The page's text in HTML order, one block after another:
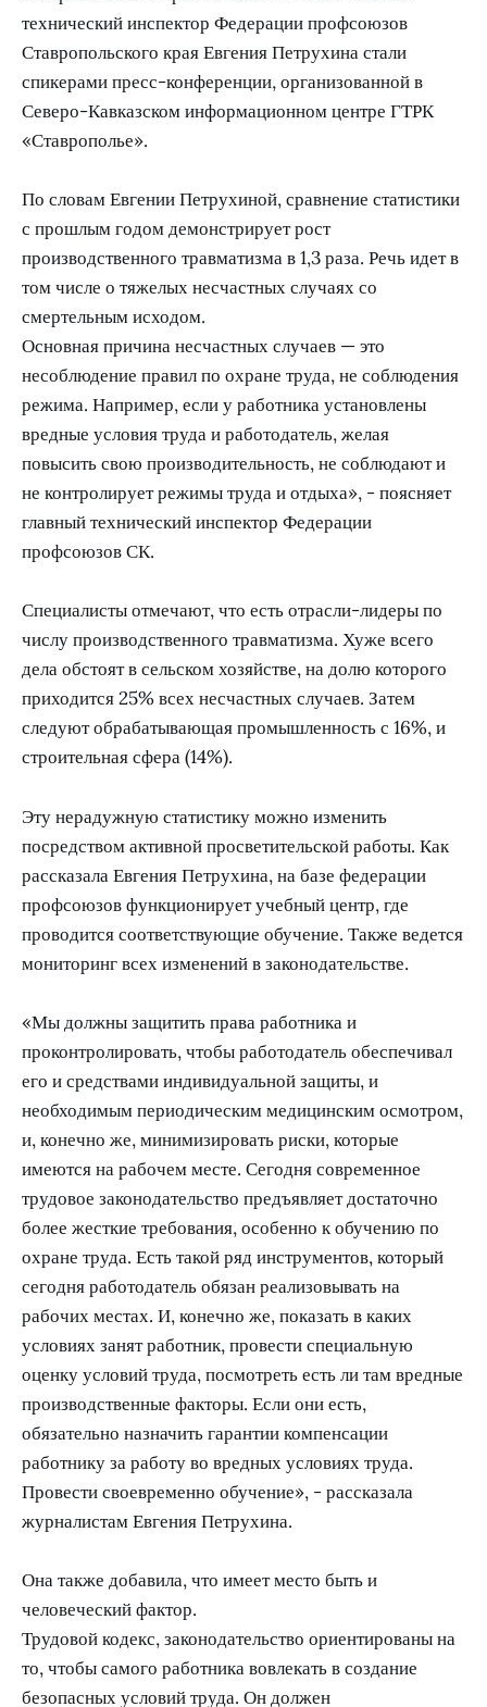
технический инспектор Федерации профсоюзов
Ставропольского края Евгения Петрухина стали
спикерами пресс-конференции, организованной в
Северо-Кавказском информационном центре ГТРК
«Ставрополье».
По словам Евгении Петрухиной, сравнение статистики
с прошлым годом демонстрирует рост
производственного травматизма в 1,3 раза. Речь идет в
том числе о тяжелых несчастных случаях со
смертельным исходом.
Основная причина несчастных случаев — это
несоблюдение правил по охране труда, не соблюдения
режима. Например, если у работника установлены
вредные условия труда и работодатель, желая
повысить свою производительность, не соблюдают и
не контролирует режимы труда и отдыха», - поясняет
главный технический инспектор Федерации
профсоюзов СК.
Специалисты отмечают, что есть отрасли-лидеры по
числу производственного травматизма. Хуже всего
дела обстоят в сельском хозяйстве, на долю которого
приходится 25% всех несчастных случаев. Затем
следуют обрабатывающая промышленность с 16%, и
строительная сфера (14%).
Эту нерадужную статистику можно изменить
посредством активной просветительской работы. Как
рассказала Евгения Петрухина, на базе федерации
профсоюзов функционирует учебный центр, где
проводится соответствующие обучение. Также ведется
мониторинг всех изменений в законодательстве.
«Мы должны защитить права работника и
проконтролировать, чтобы работодатель обеспечивал
его и средствами индивидуальной защиты, и
необходимым периодическим медицинским осмотром,
и, конечно же, минимизировать риски, которые
имеются на рабочем месте. Сегодня современное
трудовое законодательство предъявляет достаточно
более жесткие требования, особенно к обучению по
охране труда. Есть такой ряд инструментов, который
сегодня работодатель обязан реализовывать на
рабочих местах. И, конечно же, показать в каких
условиях занят работник, провести специальную
оценку условий труда, посмотреть есть ли там вредные
производственные факторы. Если они есть,
обязательно назначить гарантии компенсации
работнику за работу во вредных условиях труда.
Провести своевременно обучение», - рассказала
журналистам Евгения Петрухина.
Она также добавила, что имеет место быть и
человеческий фактор.
Трудовой кодекс, законодательство ориентированы на
то, чтобы самого работника вовлекать в создание
безопасных условий труда. Он должен